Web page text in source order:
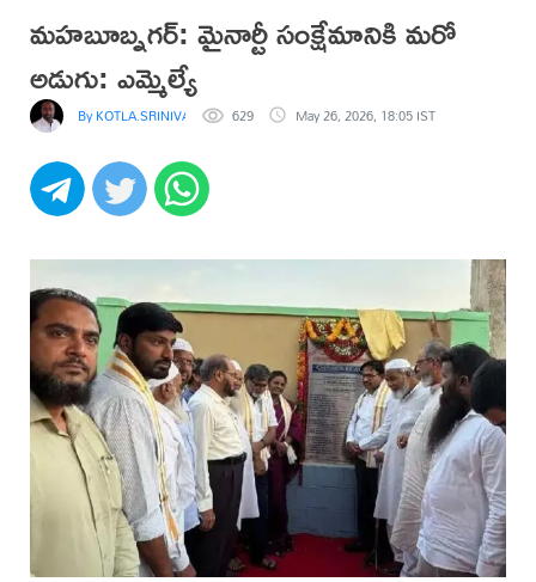
మహబూబ్నగర్: మైనార్టీ సంక్షేమానికి మరో
అడుగు: ఎమ్మెల్యే
By KOTLA.SRINIVASA REDDY
629 May 26, 2026, 18:05 IST